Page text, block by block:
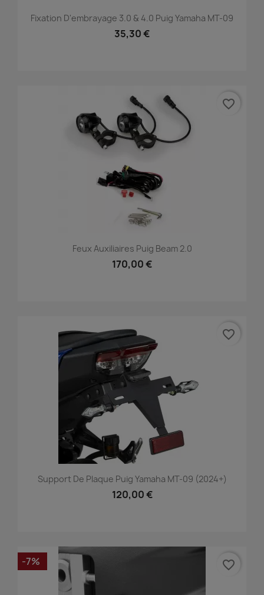
Fixation D'embrayage 3.0 & 4.0 Puig Yamaha MT-09
35,30 €
Feux Auxiliaires Puig Beam 2.0
170,00 €
favorite_border
Support De Plaque Puig Yamaha MT-09 (2024+)
120,00 €
favorite_border
-7% favorite_border